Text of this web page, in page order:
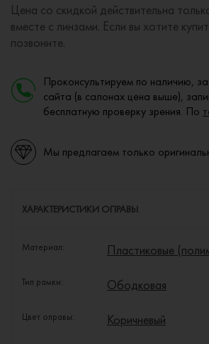
Цена со скидкой действительна
вместе с линзами. Если вы хотите
позвоните.
Проконсультируем по наличию,
сайта (в салонах цена выше),
бесплатную проверку зрения. По
Мы предлагаем только
ХАРАКТЕРИСТИКИ ОПРАВЫ
Материал: Пластиковые
Тип рамки: Ободковая
Цвет оправы: Коричневый